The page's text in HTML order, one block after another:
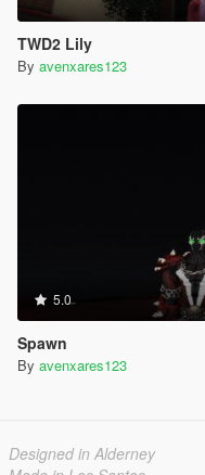
TWD2 Lily
By avenxares123
5.0
Spawn
By avenxares123
Designed in Alderney